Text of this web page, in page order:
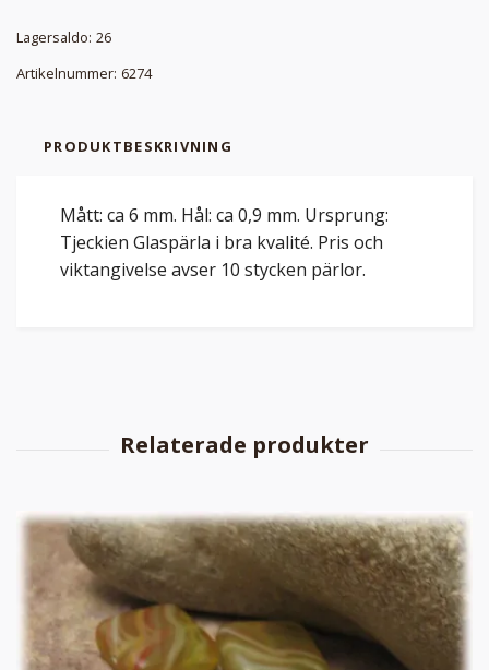
Lagersaldo: 26
Artikelnummer: 6274
PRODUKTBESKRIVNING
Mått: ca 6 mm. Hål: ca 0,9 mm. Ursprung:
Tjeckien Glaspärla i bra kvalité. Pris och
viktangivelse avser 10 stycken pärlor.